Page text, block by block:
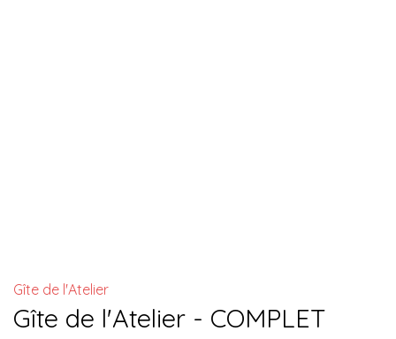
Gîte de l'Atelier
Gîte de l'Atelier - COMPLET